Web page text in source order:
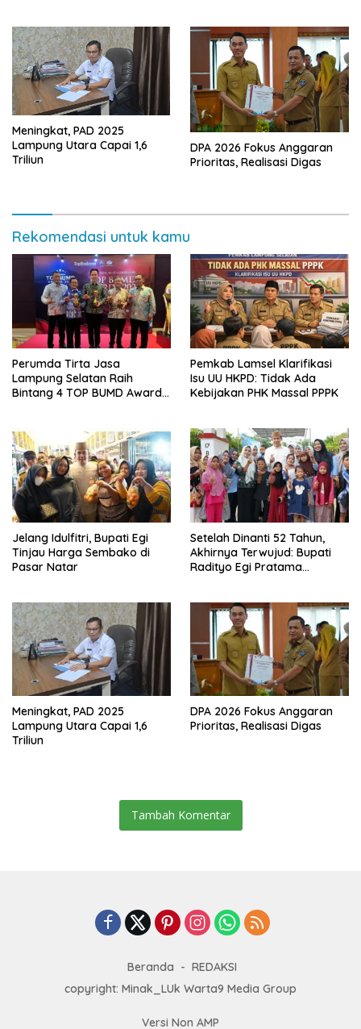
Meningkat, PAD 2025
Lampung Utara Capai 1,6
Triliun
DPA 2026 Fokus Anggaran
Prioritas, Realisasi Digas
Rekomendasi untuk kamu
Perumda Tirta Jasa
Lampung Selatan Raih
Bintang 4 TOP BUMD Awards
Pemkab Lamsel Klarifikasi
Isu UU HKPD: Tidak Ada
Kebijakan PHK Massal PPPK
Jelang Idulfitri, Bupati Egi
Tinjau Harga Sembako di
Pasar Natar
Setelah Dinanti 52 Tahun,
Akhirnya Terwujud: Bupati
Radityo Egi Pratama
Meningkat, PAD 2025
Lampung Utara Capai 1,6
Triliun
DPA 2026 Fokus Anggaran
Prioritas, Realisasi Digas
Tambah Komentar
Beranda
REDAKSI
copyright: Minak_LUk Warta9 Media Group
Versi Non AMP